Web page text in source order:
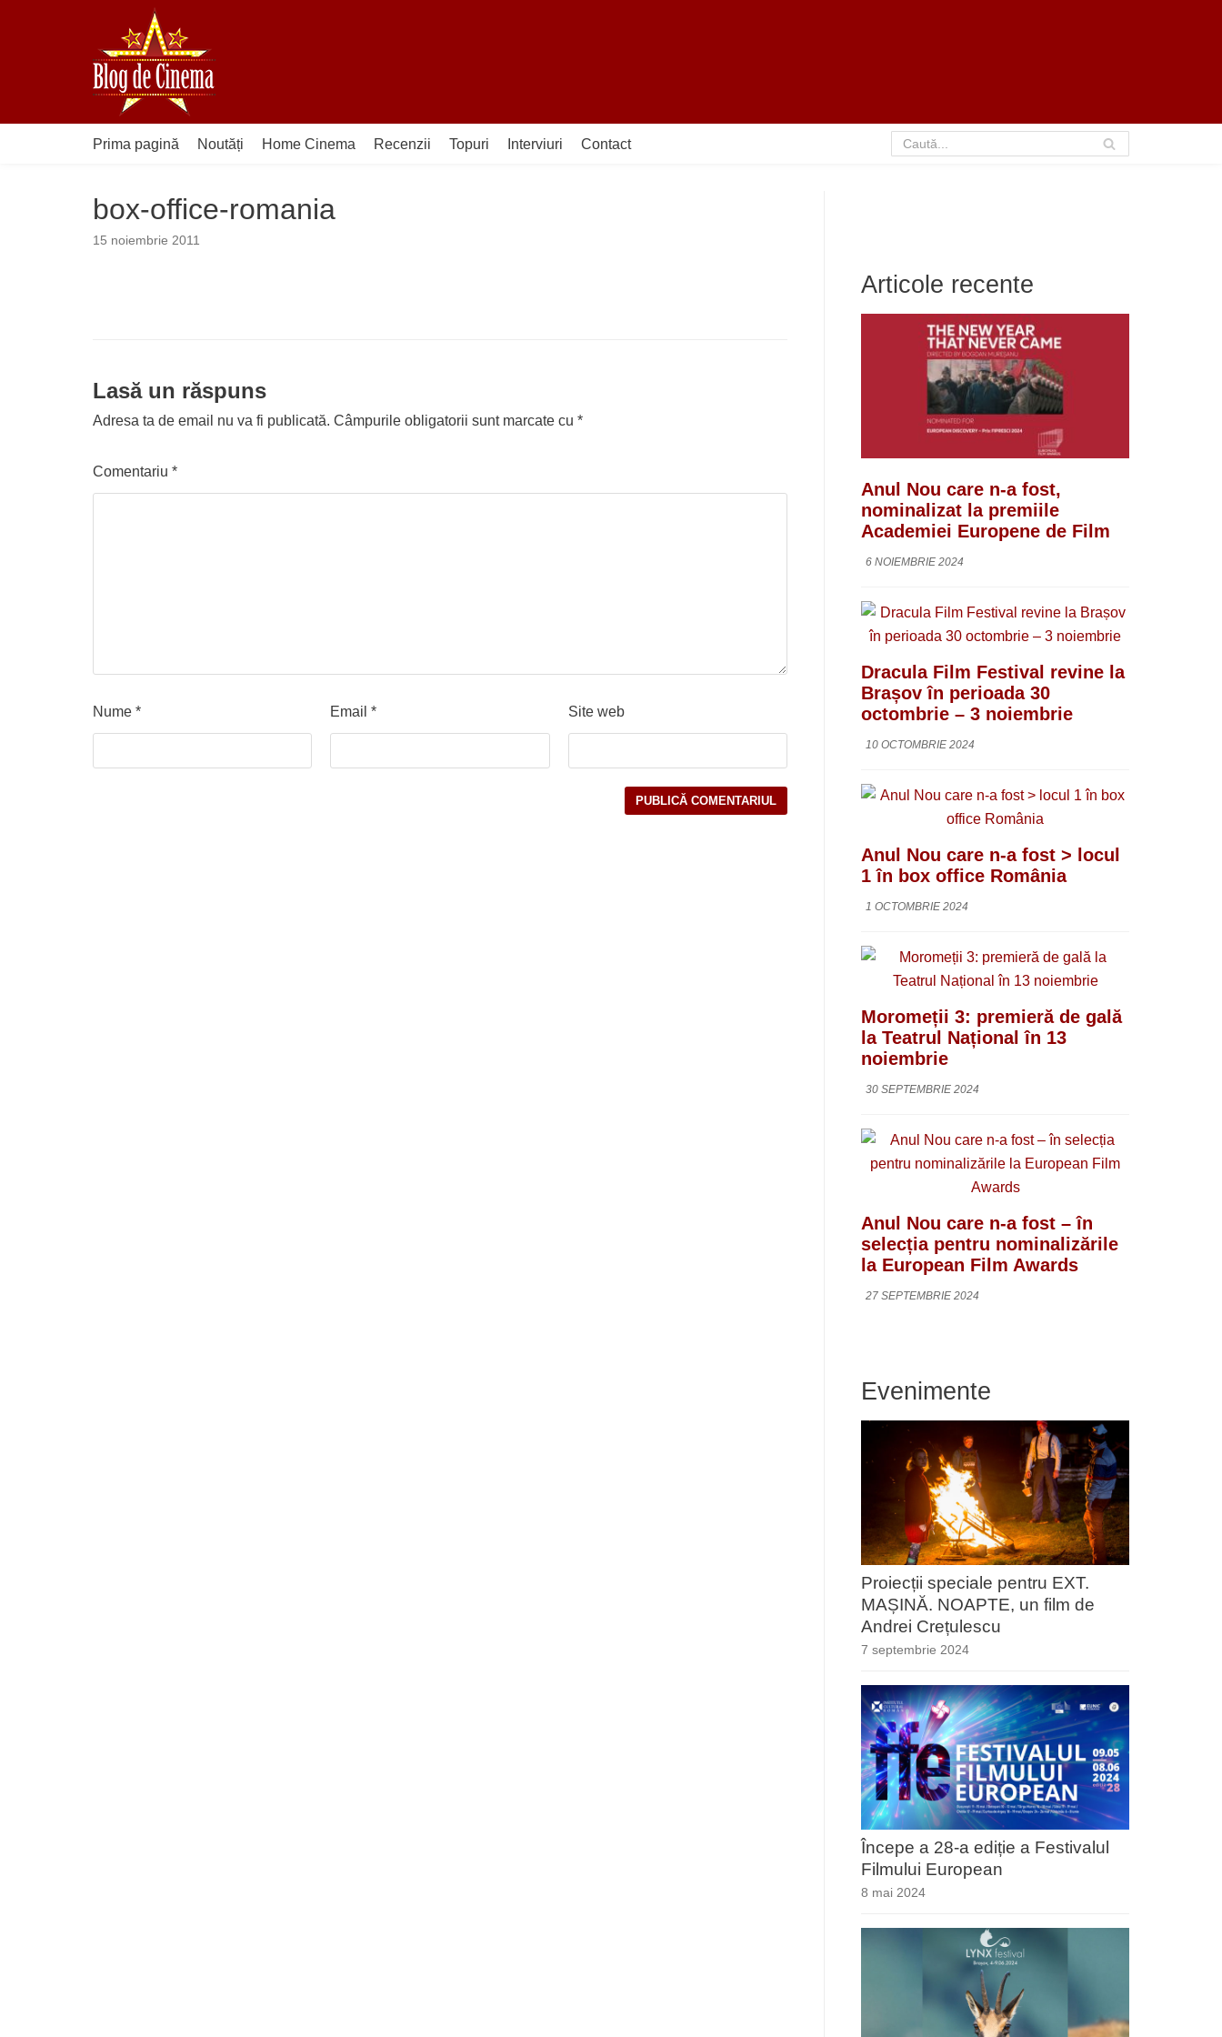
Prima pagină Noutăți Home Cinema Recenzii Topuri Interviuri Contact
box-office-romania
15 noiembrie 2011
Lasă un răspuns
Adresa ta de email nu va fi publicată. Câmpurile obligatorii sunt marcate cu *
Comentariu *
Nume * Email* Site web
Articole recente
Anul Nou care n-a fost,
nominalizat la premiile
Academiei Europene de Film
6 NOIEMBRIE 2024
Dracula Film Festival revine la
Brașov în perioada 30
octombrie – 3 noiembrie
10 OCTOMBRIE 2024
Anul Nou care n-a fost > locul
1 în box office România
1 OCTOMBRIE 2024
Moromeții 3: premieră de gală
la Teatrul Național în 13
noiembrie
30 SEPTEMBRIE 2024
Anul Nou care n-a fost – în
selecția pentru nominalizările
la European Film Awards
27 SEPTEMBRIE 2024
Evenimente
Proiecții speciale pentru EXT.
MAȘINĂ. NOAPTE, un film de
Andrei Crețulescu
7 septembrie 2024
Începe a 28-a ediție a Festivalul
Filmului European
8 mai 2024